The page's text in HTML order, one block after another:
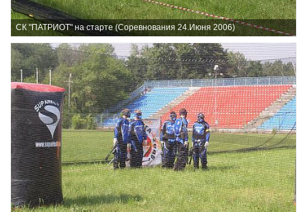
СК "ПАТРИОТ" на старте (Соревнования 24.Июня 2006)